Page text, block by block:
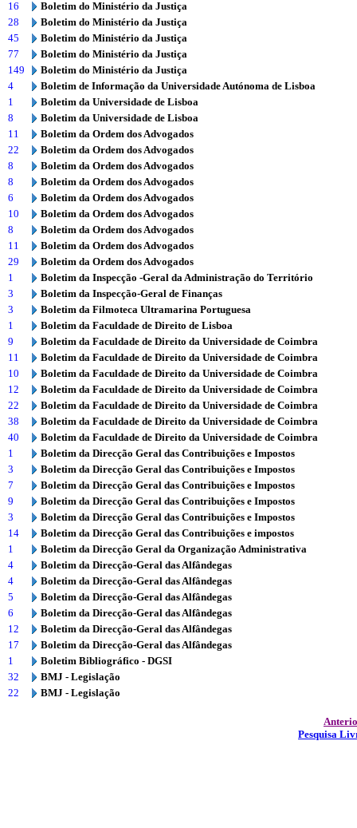
16
Boletim do Ministério da Justiça
28
Boletim do Ministério da Justiça
45
Boletim do Ministério da Justiça
77
Boletim do Ministério da Justiça
149
Boletim do Ministério da Justiça
4
Boletim de Informação da Universidade Autónoma de Lisboa
1
Boletim da Universidade de Lisboa
8
Boletim da Universidade de Lisboa
11
Boletim da Ordem dos Advogados
22
Boletim da Ordem dos Advogados
8
Boletim da Ordem dos Advogados
8
Boletim da Ordem dos Advogados
6
Boletim da Ordem dos Advogados
10
Boletim da Ordem dos Advogados
8
Boletim da Ordem dos Advogados
11
Boletim da Ordem dos Advogados
29
Boletim da Ordem dos Advogados
1
Boletim da Inspecção -Geral da Administração do Território
3
Boletim da Inspecção-Geral de Finanças
3
Boletim da Filmoteca Ultramarina Portuguesa
1
Boletim da Faculdade de Direito de Lisboa
9
Boletim da Faculdade de Direito da Universidade de Coimbra
11
Boletim da Faculdade de Direito da Universidade de Coimbra
10
Boletim da Faculdade de Direito da Universidade de Coimbra
12
Boletim da Faculdade de Direito da Universidade de Coimbra
22
Boletim da Faculdade de Direito da Universidade de Coimbra
38
Boletim da Faculdade de Direito da Universidade de Coimbra
40
Boletim da Faculdade de Direito da Universidade de Coimbra
1
Boletim da Direcção Geral das Contribuições e Impostos
3
Boletim da Direcção Geral das Contribuições e Impostos
7
Boletim da Direcção Geral das Contribuições e Impostos
9
Boletim da Direcção Geral das Contribuições e Impostos
3
Boletim da Direcção Geral das Contribuições e Impostos
14
Boletim da Direcção Geral das Contribuições e impostos
1
Boletim da Direcção Geral da Organização Administrativa
4
Boletim da Direcção-Geral das Alfândegas
4
Boletim da Direcção-Geral das Alfândegas
5
Boletim da Direcção-Geral das Alfândegas
6
Boletim da Direcção-Geral das Alfândegas
12
Boletim da Direcção-Geral das Alfândegas
17
Boletim da Direcção-Geral das Alfândegas
1
Boletim Bibliográfico - DGSI
32
BMJ - Legislação
22
BMJ - Legislação
Pesquisa